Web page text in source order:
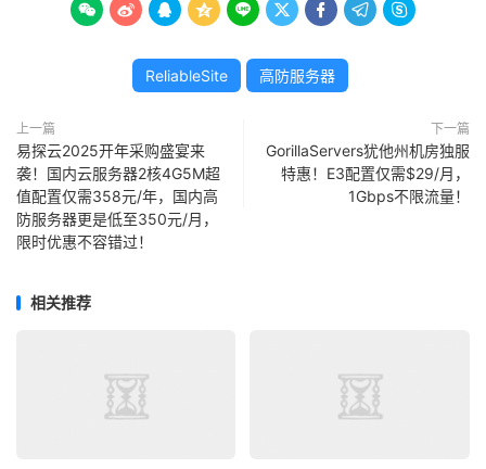
下面整理的是ReliableSite特价AMD系列的国外物理独立服
务器计划方案，默认分配1Gbps带宽、不限流量、1个
IPv4，有美国洛杉矶数据中心可供选择
CPU 内存 硬盘 带宽
AMD Ryzen
5600X
64 GB DDR
4
512 GB NV
3700X
AMD Ryzen
2 x 2 TB N
        
ReliableSite 高防服务器
上一篇
易探云2025开年采购盛宴来
袭！国内云服务器2核4G5M超
值配置仅需358元/年，国内高
防服务器更是低至350元/月，
限时优惠不容错过！
下一篇
GorillaServers犹他州机房独服
特惠！E3配置仅需$29/月，
1Gbps不限流量！
相关推荐